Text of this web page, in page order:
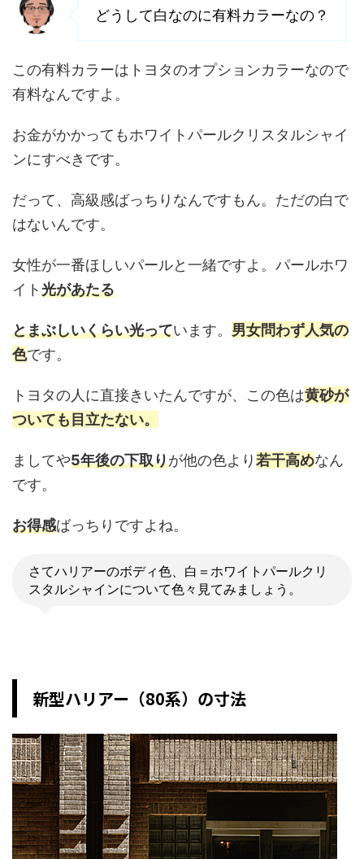
どうして白なのに有料カラーなの？
この有料カラーはトヨタのオプションカラーなので
有料なんですよ。
お金がかかってもホワイトパールクリスタルシャイ
ンにすべきです。
だって、高級感ばっちりなんですもん。ただの白で
はないんです。
女性が一番ほしいパールと一緒ですよ。パールホワ
イト光があたる
とまぶしいくらい光っています。 男女問わず人気の
色です。
トヨタの人に直接きいたんですが、この色は黄砂が
ついても目立たない。
ましてや5年後の下取りが他の色より若干高めなん
です。
お得感ばっちりですよね。
さてハリアーのボディ色、白＝ホワイトパールクリ
スタルシャインについて色々見てみましょう。
新型ハリアー（80系）の寸法